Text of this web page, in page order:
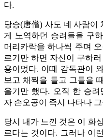
다.
당승(唐僧) 사도 네 사람이
게 노역하던 승려들을 구
머리카락을 하나씩 주며
르기만 하면 자신이 구하
용이었다. 이때 감독관이
보고 채찍을 들고 그들을
울기만 했다. 오직 한 승려
자 손오공이 즉시 나타나
당시 내가 느낀 것은 이 화
르다는 것이다. 그러나 이